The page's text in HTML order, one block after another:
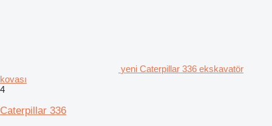
yeni Caterpillar 336 ekskavatör
kovası
4
Caterpillar 336